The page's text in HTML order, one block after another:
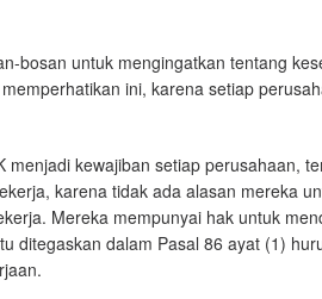
bosan untuk mengingatkan tentang
ini, karena setiap
menjadi kewajiban setiap perusahaan,
karena tidak ada alasan mereka
Mereka mempunyai hak untuk
ditegaskan dalam Pasal 86 ayat (1)